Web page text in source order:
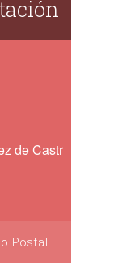
de Castro
Postal